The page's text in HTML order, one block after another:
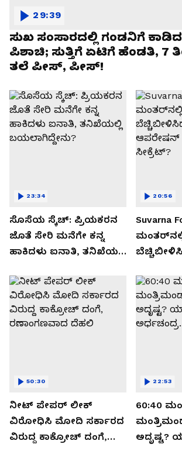
ಸುಖ ಸಂಸಾರದಲ್ಲಿ ಗಂಡನಿಗೆ
ಪಿಶಾಚಿ; ಸುತ್ತಿಗೆ ಏಟಿಗೆ ಹೆಂಡತಿ, 7
ತಲೆ ಪೀಸ್, ಪೀಸ್!
29:39
ಸೊಸೆಯ ಸ್ಕೆಚ್: ಪ್ರಿಯಕರನ
ಜೊತೆ ಸೇರಿ ಮನೆಗೇ ಕನ್ನ
ಹಾಕಿದಳು ಐನಾತಿ, ತನಿಖೆಯಲ್ಲಿ
23:34
Suvarna
ಸೀಕ್ರೆಟ್?
20:56
ನೀಟ್ ಪೇಪರ್ ಲೀಕ್
ವಿರೋಧಿಸಿ ಮೋದಿ ಸರ್ಕಾರದ
ವಿರುದ್ದ ಕಾಕ್ರೋಚ್ ದಂಗೆ,
50:30
60:40 ಮಂತ್ರದಂಡ..! ಬಂಡೆ
ಅದೃಷ್ಟ?
22:53